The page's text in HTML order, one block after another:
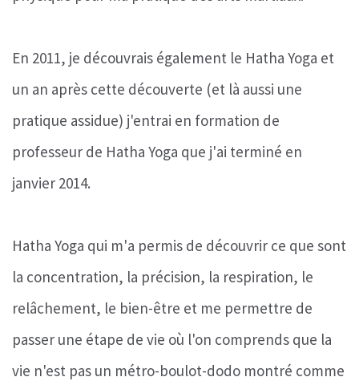
En 2011, je découvrais également le Hatha Yoga et
un an après cette découverte (et là aussi une
pratique assidue) j'entrai en formation de
professeur de Hatha Yoga que j'ai terminé en
janvier 2014.
Hatha Yoga qui m'a permis de découvrir ce que sont
la concentration, la précision, la respiration, le
relâchement, le bien-être et me permettre de
passer une étape de vie où l'on comprends que la
vie n'est pas un métro-boulot-dodo montré comme